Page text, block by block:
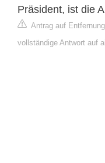
Präsident, ist die
Antrag auf
vollständige Antwort auf